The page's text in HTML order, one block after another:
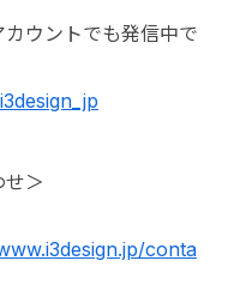
ウントでも発信中で
＞
conta